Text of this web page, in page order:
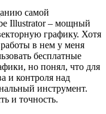
самой
Illustrator – мощный
графику. Хотя
в нем у меня
бесплатные
но понял, что для
и контроля над
инструмент.
и точность.